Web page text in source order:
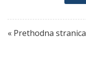
« Prethodna stranica